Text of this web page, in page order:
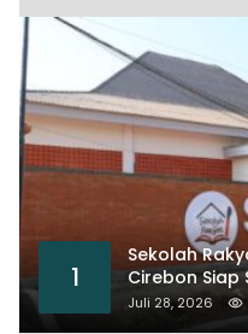
1
Sekolah
Cirebon Siap
House dan
Juli 28, 2026